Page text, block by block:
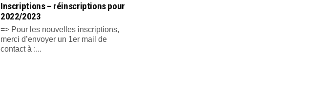
Inscriptions – réinscriptions pour
2022/2023
=> Pour les nouvelles inscriptions,
merci d’envoyer un 1er mail de
contact à :...